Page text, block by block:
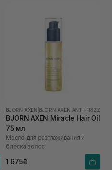
BJORN AXEN BJORN AXEN ANTI-FRIZZ
BJORN AXEN Miracle Hair Oil
75 мл
Масло для разглаживания и
блеска волос
1 675₴